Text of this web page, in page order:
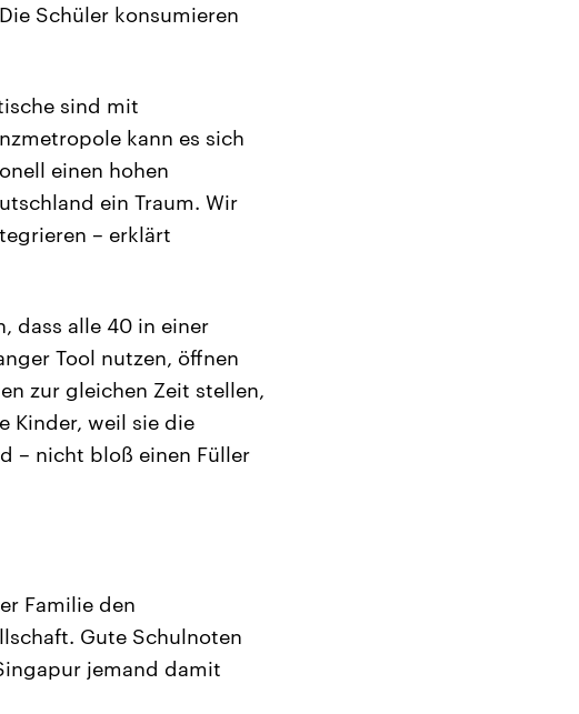
Schüler konsumieren
sind mit
kann es sich
einen hohen
ein Traum. Wir
– erklärt
dass alle 40 in einer
Tool nutzen, öffnen
zur gleichen Zeit stellen,
Kinder, weil sie die
– nicht bloß einen Füller
Familie den
Gute Schulnoten
jemand damit